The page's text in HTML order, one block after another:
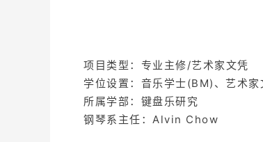
项目类型：专业主修/艺术家文凭
学位设置：音乐学士(BM)、艺术
所属学部：键盘乐研究
钢琴系主任：Alvin Chow